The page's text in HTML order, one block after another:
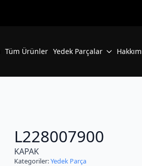
Tüm Ürünler Yedek Parçalar
L228007900
KAPAK
Kategoriler:Yedek Parça